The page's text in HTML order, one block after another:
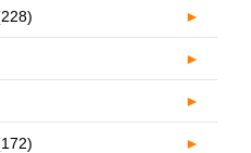
►
►
►
►